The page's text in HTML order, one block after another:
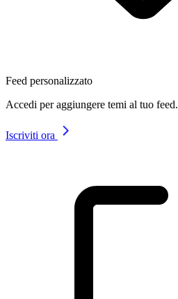
Feed personalizzato
Accedi per aggiungere temi al tuo feed.
Iscriviti ora